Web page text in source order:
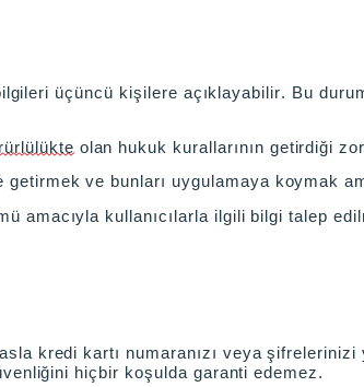
üçüncü kişilere açıklayabilir. Bu
olan hukuk kurallarının getirdiği
ve bunları uygulamaya koymak
amacıyla kullanıcılarla ilgili bilgi talep
kredi kartı numaranızı veya şifrelerinizi
hiçbir koşulda garanti edemez.